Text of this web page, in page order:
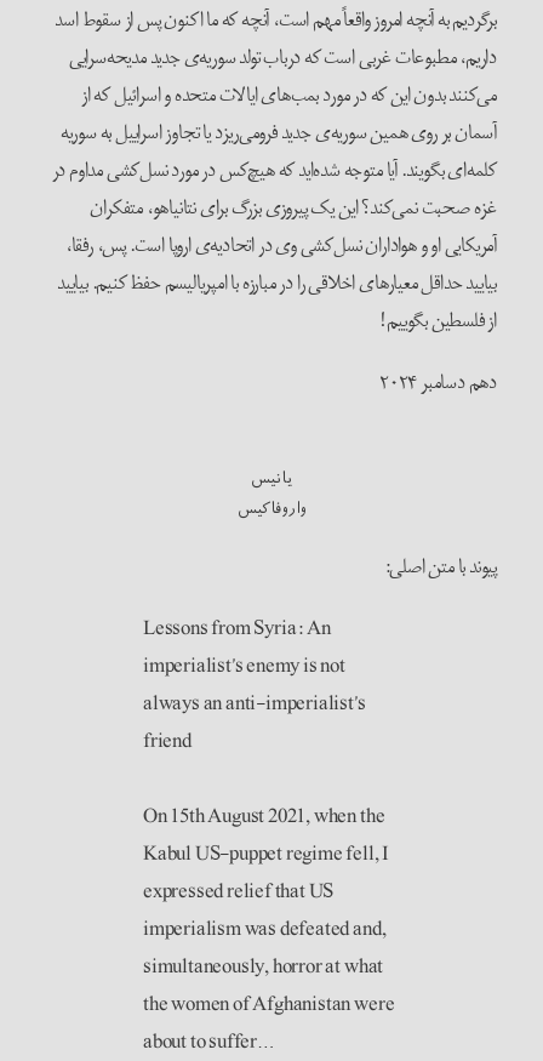
برگردیم به آنچه امروز واقعاً مهم است، آنچه که ما اکنون پس از سقوط اسد
داریم، مطبوعات غربی است که درباب تولد سوریه‌ی جدید مدیحه‌سرایی
می‌کنند بدون این که در مورد بمب‌های ایالات متحده و اسرائیل که از
آسمان بر روی همین سوریه‌ی جدید فرومی‌ریزد یا تجاوز اسراییل به سوریه
کلمه‌ای بگویند. آیا متوجه شده‌اید که هیچ‌کس در مورد نسل‌کشی مداوم در
غزه صحبت نمی‌کند؟ این یک پیروزی بزرگ برای نتانیاهو، متفکران
آمریکایی او و هواداران نسل‌کشی وی در اتحادیه‌ی اروپا است. پس، رفقا،
بیایید حداقل معیارهای اخلاقی را در مبارزه با امپریالیسم حفظ کنیم. بیایید
از فلسطین بگوییم!
دهم دسامبر ۲۰۲۴
یانیس
واروفاکیس
پیوند با متن اصلی:
Lessons from Syria: An
imperialist’s enemy is not
always an anti-imperialist’s
friend
On 15th August 2021, when the
Kabul US-puppet regime fell, I
expressed relief that US
imperialism was defeated and,
simultaneously, horror at what
the women of Afghanistan were
about to suffer…